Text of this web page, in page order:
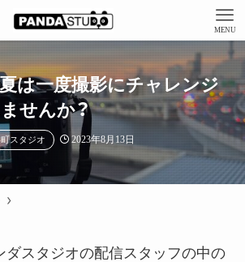
MENU
は一度撮影にチャレンジ
せんか？
スタジオ 2023年8月13日
ダスタジオの配信スタッフの中の